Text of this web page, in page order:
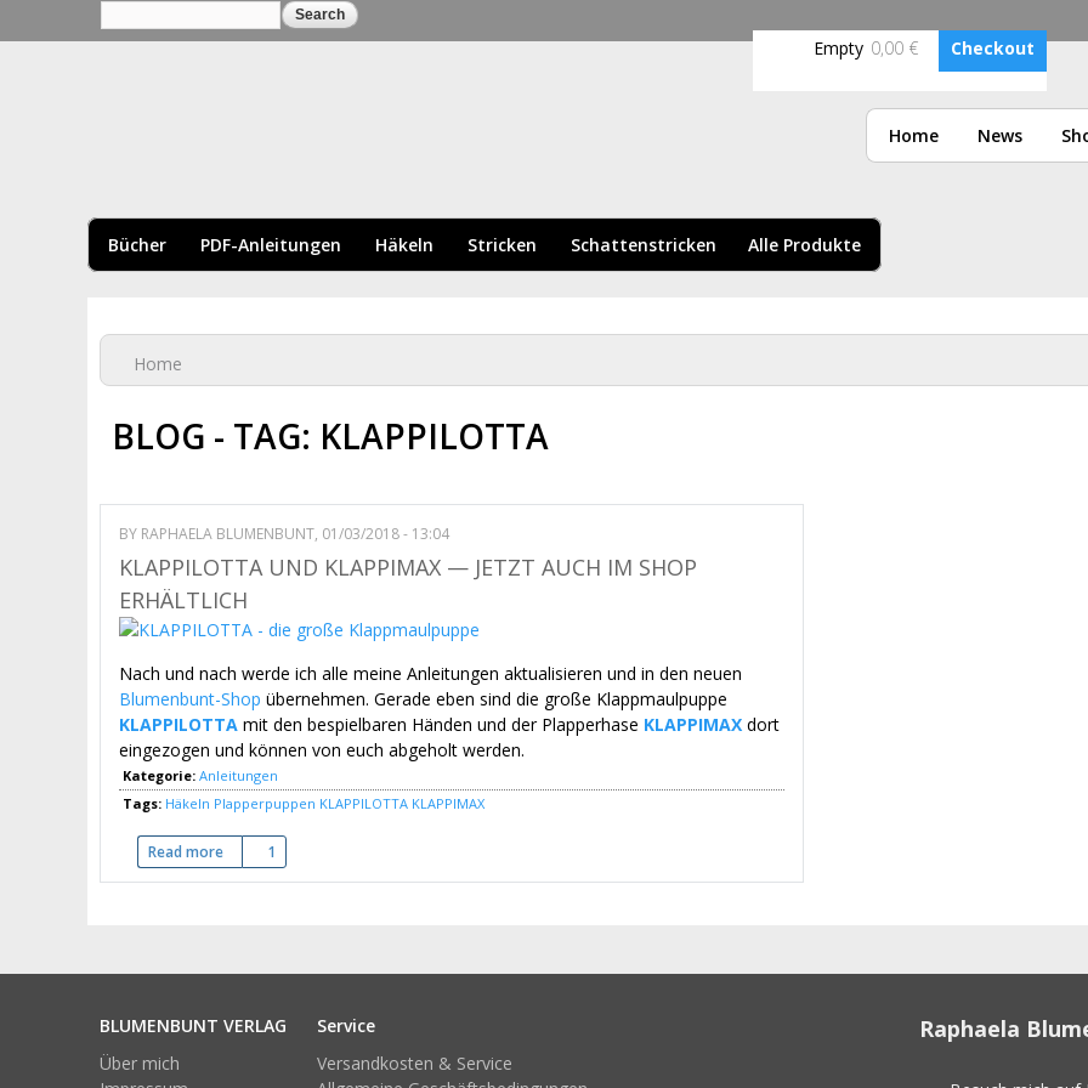
main
Search form
Empty 0,00 € Checkout
Home News
Bücher PDF-Anleitungen Häkeln Stricken Schattenstricken Alle Produkte
You are here
Home
BLOG - TAG: KLAPPILOTTA
BY RAPHAELA BLUMENBUNT, 01/03/2018 - 13:04
KLAPPILOTTA UND KLAPPIMAX — JETZT AUCH IM SHOP
ERHÄLTLICH
Nach und nach werde ich alle meine Anleitungen aktualisieren und in den neuen
Blumenbunt-Shop übernehmen. Gerade eben sind die große Klappmaulpuppe
KLAPPILOTTA mit den bespielbaren Händen und der Plapperhase KLAPPIMAX dort
eingezogen und können von euch abgeholt werden.
Kategorie: Anleitungen
Tags: Häkeln Plapperpuppen KLAPPILOTTA KLAPPIMAX
Read more about KLAPPILOTTA und KLAPPIMAX — jetzt auch im Shop erhältlich
1
BLUMENBUNT VERLAG
Über mich
Service
Versandkosten & Service
Raphaela